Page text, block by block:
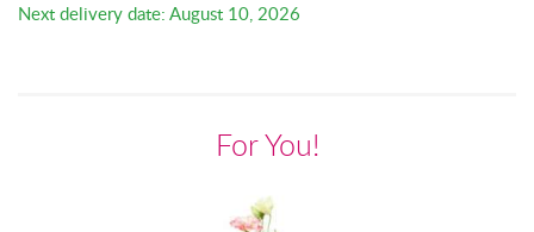
Next delivery date: August 10, 2026
For You!